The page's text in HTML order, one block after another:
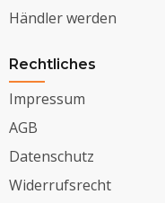
Händler werden
Rechtliches
Impressum
AGB
Datenschutz
Widerrufsrecht